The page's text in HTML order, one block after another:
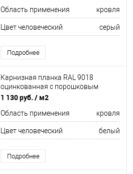
Область применения кровля
Цвет человеческий серый
Подробнее
Карнизная планка RAL 9018
оцинкованная c порошковым
покрытием 0,45мм
1 130 руб. / м2
Область применения кровля
Цвет человеческий белый
Подробнее